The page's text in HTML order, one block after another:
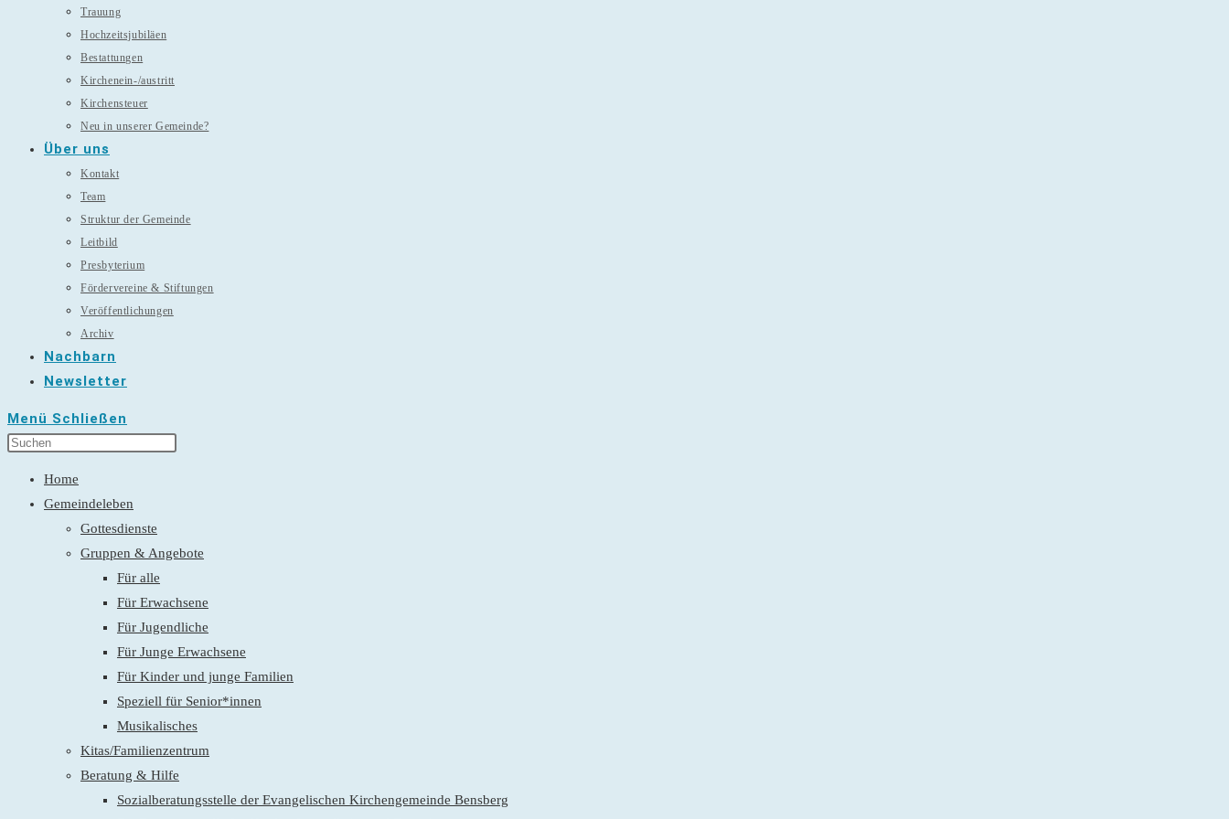
Trauung
Hochzeitsjubiläen
Bestattungen
Kirchenein-/austritt
Kirchensteuer
Neu in unserer Gemeinde?
Über uns
Kontakt
Team
Struktur der Gemeinde
Leitbild
Presbyterium
Fördervereine & Stiftungen
Veröffentlichungen
Archiv
Nachbarn
Newsletter
Menü Schließen
Home
Gemeindeleben
Gottesdienste
Gruppen & Angebote
Für alle
Für Erwachsene
Für Jugendliche
Für Junge Erwachsene
Für Kinder und junge Familien
Speziell für Senior*innen
Musikalisches
Kitas/Familienzentrum
Beratung & Hilfe
Sozialberatungsstelle der Evangelischen Kirchengemeinde Bensberg